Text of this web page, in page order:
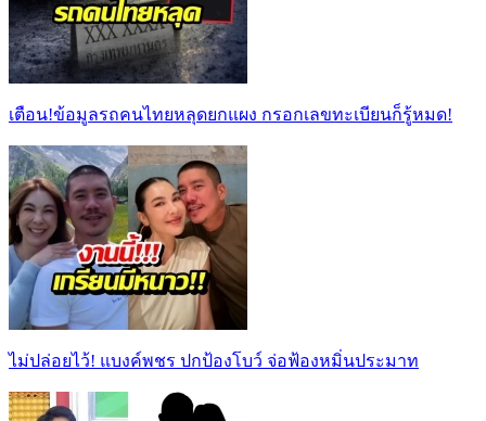
เตือน!ข้อมูลรถคนไทยหลุดยกแผง กรอกเลขทะเบียนก็รู้หมด!
ไม่ปล่อยไว้! แบงค์พชร ปกป้องโบว์ จ่อฟ้องหมิ่นประมาท